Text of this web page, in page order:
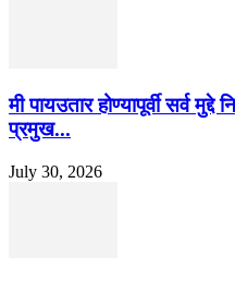
मी पायउतार होण्यापूर्वी सर्व
प्रमुख...
July 30, 2026